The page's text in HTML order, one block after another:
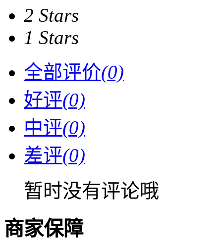
2 Stars
1 Stars
全部评价(0)
好评(0)
中评(0)
差评(0)
暂时没有评论哦
商家保障